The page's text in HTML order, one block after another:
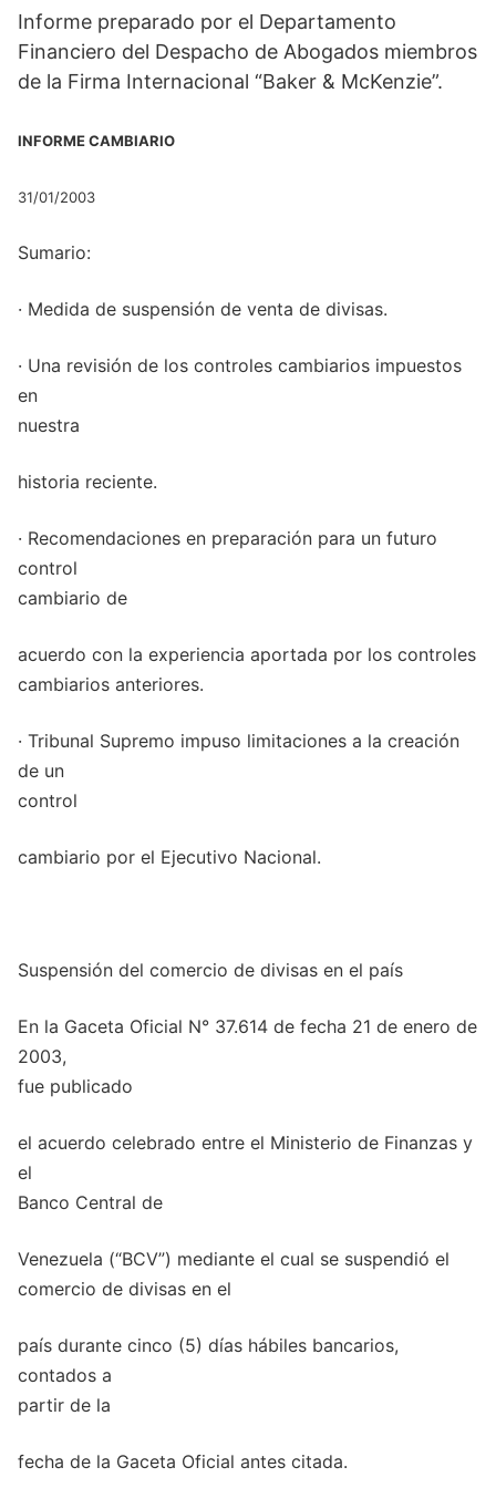
w
t
t
e
e
b
o
o
k
k
e
d
I
n
i
l
t
A
p
p
r
Informe preparado por el Departamento
Financiero del Despacho de Abogados miembros
de la Firma Internacional “Baker & McKenzie”.
INFORME CAMBIARIO
31/01/2003
Sumario:
· Medida de suspensión de venta de divisas.
· Una revisión de los controles cambiarios impuestos
en
nuestra
historia reciente.
· Recomendaciones en preparación para un futuro
control
cambiario de
acuerdo con la experiencia aportada por los controles
cambiarios anteriores.
· Tribunal Supremo impuso limitaciones a la creación
de un
control
cambiario por el Ejecutivo Nacional.
Suspensión del comercio de divisas en el país
En la Gaceta Oficial N° 37.614 de fecha 21 de enero de
2003,
fue publicado
el acuerdo celebrado entre el Ministerio de Finanzas y
el
Banco Central de
Venezuela (“BCV”) mediante el cual se suspendió el
comercio de divisas en el
país durante cinco (5) días hábiles bancarios,
contados a
partir de la
fecha de la Gaceta Oficial antes citada.